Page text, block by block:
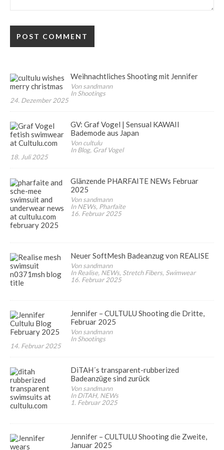
Weihnachtliches Shooting mit Jennifer
Von sandmann
In Shootings
24. Dezember 2025
GV: Graf Vogel | Sensual KAWAII
Bademode aus Japan
Von cultulu
In Blog, Graf Vogel
18. Juli 2025
Glänzende PHARFAITE NEWs Februar
2025
Von sandmann
In NEWs, Pharfaite
16. Februar 2025
Neuer SoftMesh Badeanzug von REALISE
Von sandmann
In Realise, NEWs, Stretch Fibers, Swimwear
16. Februar 2025
Jennifer – CULTULU Shooting die Dritte,
Februar 2025
Von sandmann
In Shootings
14. Februar 2025
DiTAH´s transparent-rubberized
Badeanzüge sind zurück
Von sandmann
In DiTAH, NEWs
1. Februar 2025
Jennifer – CULTULU Shooting die Zweite,
Januar 2025